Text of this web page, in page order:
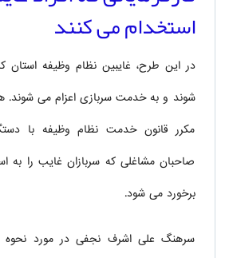
استخدام می کنند
در این طرح، غایبین نظام وظیفه استان
مکرر قانون خدمت نظام وظیفه با
صاحبان مشاغلی که سربازان غایب را به
برخورد می شود.
سرهنگ علی اشرف نجفی در مورد نحوه